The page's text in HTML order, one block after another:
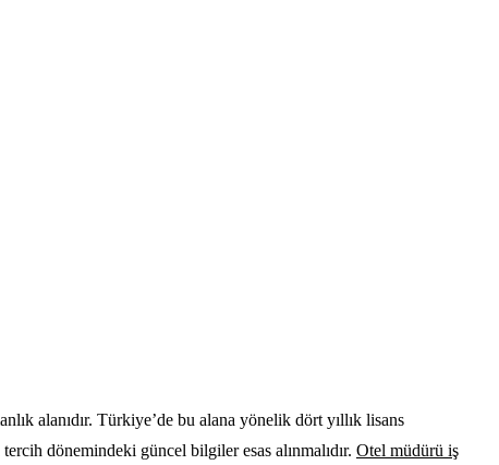
alanıdır. Türkiye’de bu alana yönelik dört yıllık lisans
dönemindeki güncel bilgiler esas alınmalıdır. Otel müdürü iş